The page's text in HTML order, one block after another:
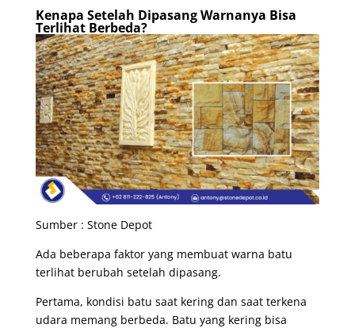
Kenapa Setelah Dipasang Warnanya Bisa
Terlihat Berbeda?
Sumber : Stone Depot
Ada beberapa faktor yang membuat warna batu
terlihat berubah setelah dipasang.
Pertama, kondisi batu saat kering dan saat terkena
udara memang berbeda. Batu yang kering bisa